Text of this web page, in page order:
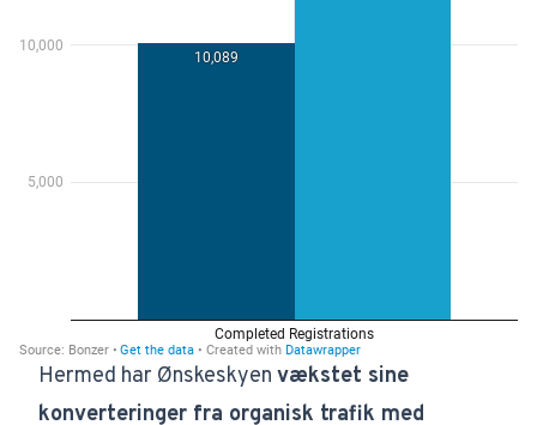
Hermed har Ønskeskyen vækstet sine
konverteringer fra organisk trafik med